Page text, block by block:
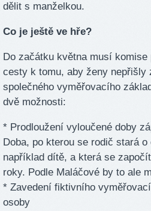
dělit s manželkou.
Co je ještě ve hře?
Do začátku května musí komise
cesty k tomu, aby ženy nepřišly
společného vyměřovacího
dvě možnosti:
* Prodloužení vyloučené doby
Doba, po kterou se rodič stará
například dítě, a která se
roky. Podle Maláčové by to ale
* Zavedení fiktivního
osoby